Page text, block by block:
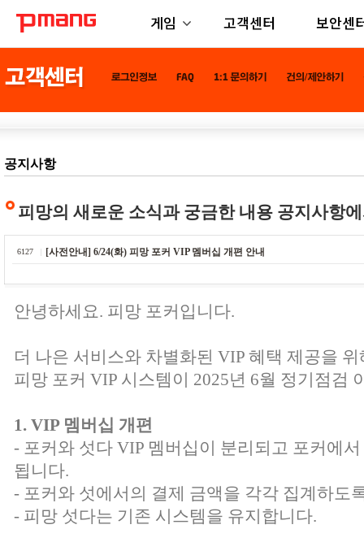
게임 고객센터 보안센
공지사항
피망의 새로운 소식과 궁금한 내용 공지사항
6127 [사전안내] 6/24(화) 피망 포커 VIP 멤버십 개편 안내
안녕하세요. 피망 포커입니다.
더 나은 서비스와 차별화된 VIP 혜택 제공을 위
피망 포커 VIP 시스템이 2025년 6월 정기점검
1. VIP 멤버십 개편
- 포커와 섯다 VIP 멤버십이 분리되고 포커에
됩니다.
- 포커와 섯에서의 결제 금액을 각각 집계하도
- 피망 섯다는 기존 시스템을 유지합니다.